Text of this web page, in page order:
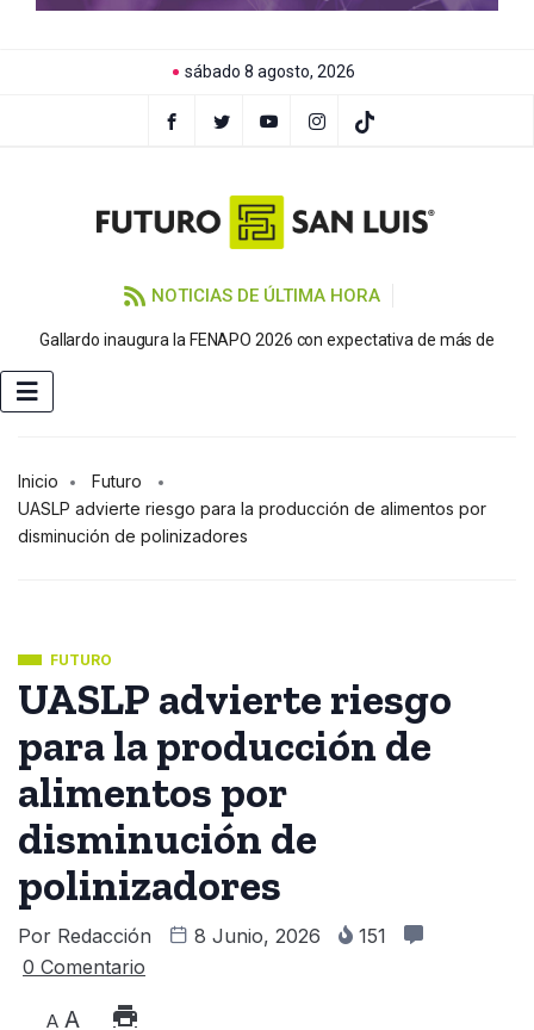
sábado 8 agosto, 2026
NOTICIAS DE ÚLTIMA HORA
Gallardo inaugura la FENAPO 2026 con expectativa de más de
Inicio
Futuro
UASLP advierte riesgo para la producción de alimentos por
disminución de polinizadores
FUTURO
UASLP advierte riesgo
para la producción de
alimentos por
disminución de
polinizadores
Por Redacción 8 Junio, 2026
151
0 Comentario
A A